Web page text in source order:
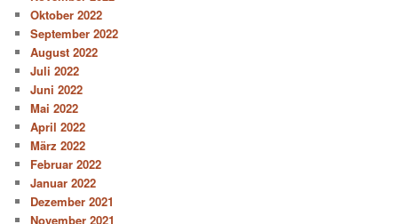
Oktober 2022
September 2022
August 2022
Juli 2022
Juni 2022
Mai 2022
April 2022
März 2022
Februar 2022
Januar 2022
Dezember 2021
November 2021